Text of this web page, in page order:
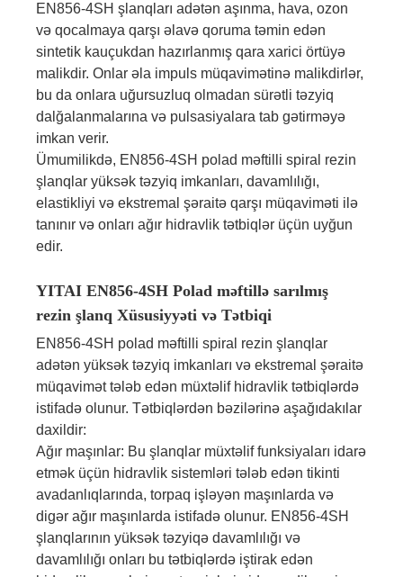
EN856-4SH şlanqları adətən aşınma, hava, ozon
və qocalmaya qarşı əlavə qoruma təmin edən
sintetik kauçukdan hazırlanmış qara xarici örtüyə
malikdir. Onlar əla impuls müqavimətinə malikdirlər,
bu da onlara uğursuzluq olmadan sürətli təzyiq
dalğalanmalarına və pulsasiyalara tab gətirməyə
imkan verir.
Ümumilikdə, EN856-4SH polad məftilli spiral rezin
şlanqlar yüksək təzyiq imkanları, davamlılığı,
elastikliyi və ekstremal şəraitə qarşı müqaviməti ilə
tanınır və onları ağır hidravlik tətbiqlər üçün uyğun
edir.
YITAI EN856-4SH Polad məftillə sarılmış
rezin şlanq Xüsusiyyəti və Tətbiqi
EN856-4SH polad məftilli spiral rezin şlanqlar
adətən yüksək təzyiq imkanları və ekstremal şəraitə
müqavimət tələb edən müxtəlif hidravlik tətbiqlərdə
istifadə olunur. Tətbiqlərdən bəzilərinə aşağıdakılar
daxildir:
Ağır maşınlar: Bu şlanqlar müxtəlif funksiyaları idarə
etmək üçün hidravlik sistemləri tələb edən tikinti
avadanlıqlarında, torpaq işləyən maşınlarda və
digər ağır maşınlarda istifadə olunur. EN856-4SH
şlanqlarının yüksək təzyiqə davamlılığı və
davamlılığı onları bu tətbiqlərdə iştirak edən